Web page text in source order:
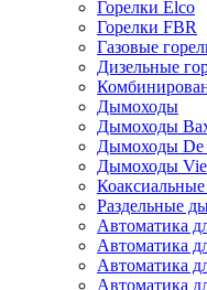
Горелки Elco
Горелки FBR
Газовые
Дизельные
Дымоходы
Дымоходы
Дымоходы De
Дымоходы
Раздельные
Автоматика
Автоматика
Автоматика
Автоматика